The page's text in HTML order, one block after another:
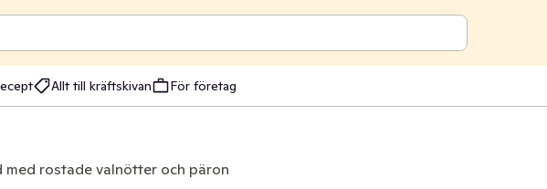
Allt till kräftskivan För företag
med rostade valnötter och päron